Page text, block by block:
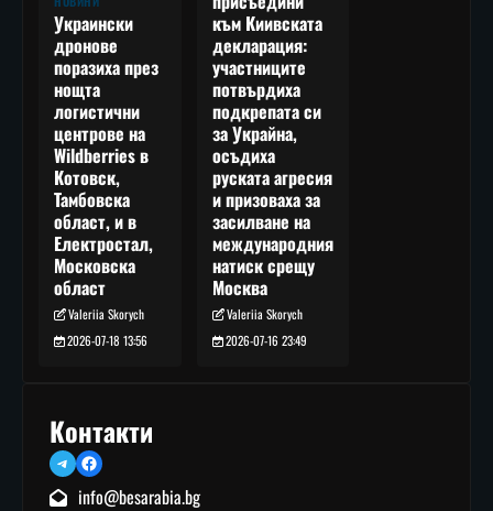
Украински
дронове
поразиха през
нощта
логистични
центрове на
Wildberries в
Котовск,
Тамбовска
област, и в
Електростал,
Московска
област
Valeriia Skorych
2026-07-18 13:56
към Киивската
декларация:
участниците
потвърдиха
подкрепата си
за Украйна,
осъдиха
руската агресия
и призоваха за
засилване на
международния
натиск срещу
Москва
Valeriia Skorych
2026-07-16 23:49
Контакти
TelegramFacebook
info@besarabia.bg